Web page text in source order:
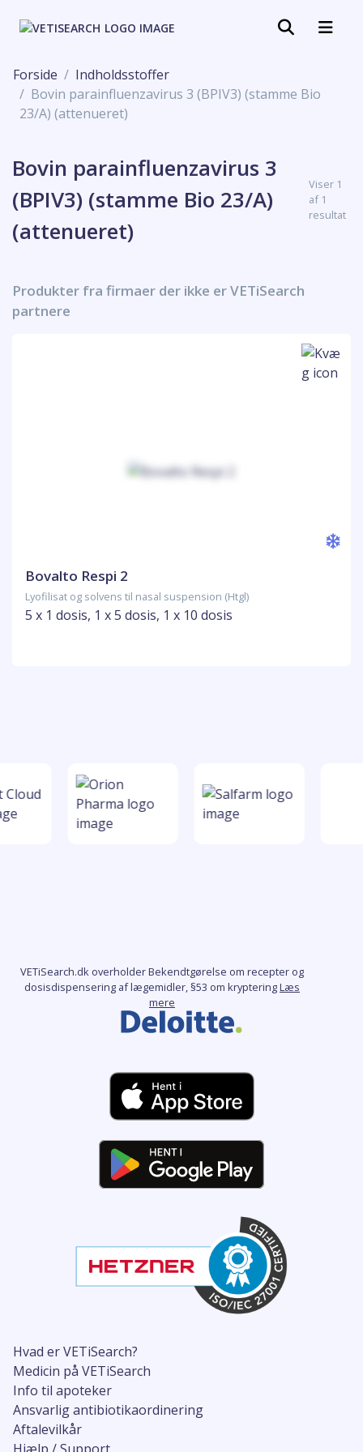
Forside
Indholdsstoffer
Bovin parainfluenzavirus 3 (BPIV3) (stamme Bio
23/A) (attenueret)
Bovin parainfluenzavirus 3
(BPIV3) (stamme Bio 23/A)
(attenueret)
Viser 1
af 1
resultat
Produkter fra firmaer der ikke er VETiSearch
partnere
Bovalto Respi 2
Lyofilisat og solvens til nasal suspension (Htgl)
5 x 1 dosis, 1 x 5 dosis, 1 x 10 dosis
Hvad er VETiSearch?
Medicin på VETiSearch
Info til apoteker
Ansvarlig antibiotikaordinering
Aftalevilkår
VETiSearch.dk overholder Bekendtgørelse om recepter og
dosisdispensering af lægemidler, §53 om krypteringLæs
mere